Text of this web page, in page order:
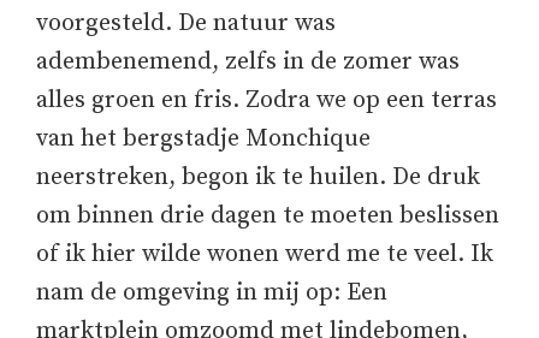
voorgesteld. De natuur was
adembenemend, zelfs in de zomer was
alles groen en fris. Zodra we op een terras
van het bergstadje Monchique
neerstreken, begon ik te huilen. De druk
om binnen drie dagen te moeten beslissen
of ik hier wilde wonen werd me te veel. Ik
nam de omgeving in mij op: Een
marktplein omzoomd met lindebomen,